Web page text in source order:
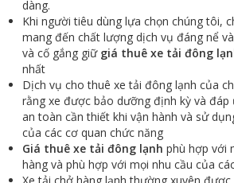
dàng.
Khi người tiêu dùng lựa chọn chúng tôi,
mang đến chất lượng dịch vụ đáng nể
và cố gắng giữ giá thuê xe tải đông
nhất
Dịch vụ cho thuê xe tải đông lạnh của
rằng xe được bảo dưỡng định kỳ và đáp
an toàn cần thiết khi vận hành và sử
của các cơ quan chức năng
Giá thuê xe tải đông lạnh phù hợp với
hàng và phù hợp với mọi nhu cầu của